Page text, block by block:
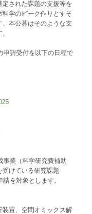
された課題の支援等を
学のピーク作りとすそ
本公募はそのような支
申請受付を以下の日程で
事業（科学研究費補助
けている研究課題
を対象とします。
置、空間オミックス解